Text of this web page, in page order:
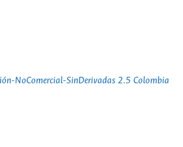
NoComercial-SinDerivadas 2.5 Colombia